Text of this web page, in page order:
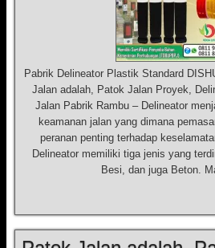
Pabrik Delineator Plastik Standard
Jalan adalah, Patok Jalan Proyek,
Jalan Pabrik Rambu – Delineator
keamanan jalan yang dimana
peranan penting terhadap
Delineator memiliki tiga jenis yang
Besi, dan juga Beton.